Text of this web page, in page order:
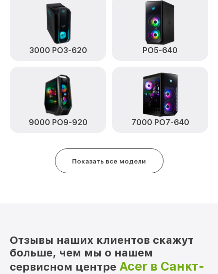
3000 PO3-620 PO5-640
9000 PO9-920 7000 PO7-640
Показать все модели
Отзывы наших клиентов скажут
больше, чем мы о нашем
сервисном центре Acer в Санкт-